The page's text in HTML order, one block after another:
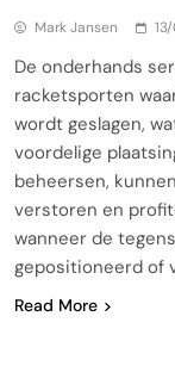
Mark Jansen
De onderhands
racketsporten
wordt geslagen,
voordelige
beheersen,
verstoren en
wanneer de
gepositioneerd of
Read More